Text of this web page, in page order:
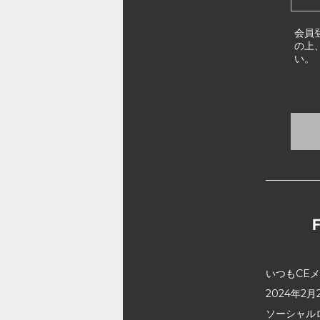
会員
の上
い。
いつもCE
2024年2月
ソーシャ